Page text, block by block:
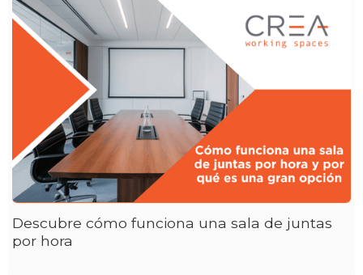
Descubre cómo funciona una sala de juntas
por hora